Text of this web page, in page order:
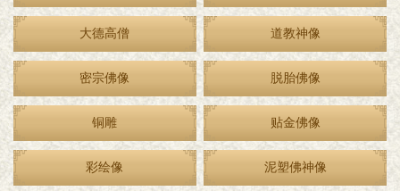
大德高僧 道教神像
密宗佛像 脱胎佛像
铜雕 贴金佛像
彩绘像 泥塑佛神像